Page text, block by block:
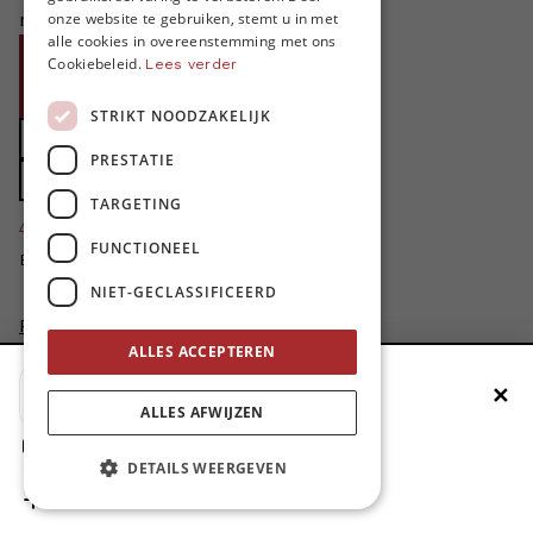
niet zonder jouw steun!
Word proMO*
Steun MO* met uw organisatie
Zet MO* in uw testament
4424
Bedankt voor jullie steun!
Privacybeleid
Cookievoorkeuren aanpassen
Voeg MO* toe aan je beginscherm ✕
1. Druk op de deelknop
2. Scrol naar beneden
ENGLISH
onze website te gebruiken, stemt u in met
alle cookies in overeenstemming met ons
Cookiebeleid. Lees verder
STRIKT NOODZAKELIJK
PRESTATIE
TARGETING
FUNCTIONEEL
NIET-GECLASSIFICEERD
ALLES ACCEPTEREN
ALLES AFWIJZEN
DETAILS WEERGEVEN